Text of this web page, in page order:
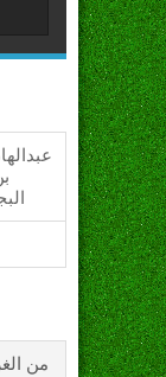
من